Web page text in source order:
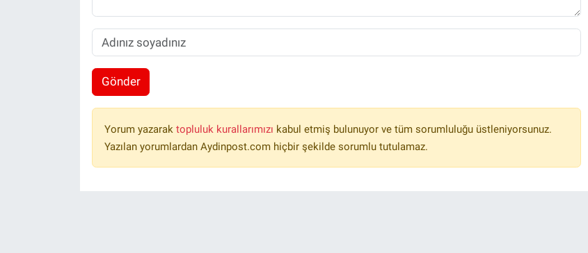
Gönder
Yorum yazarak topluluk kurallarımızı kabul etmiş bulunuyor ve tüm sorumluluğu üstleniyorsunuz.
Yazılan yorumlardan Aydinpost.com hiçbir şekilde sorumlu tutulamaz.